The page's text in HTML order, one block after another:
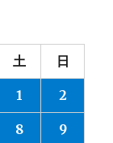
土 日
1 2
8 9